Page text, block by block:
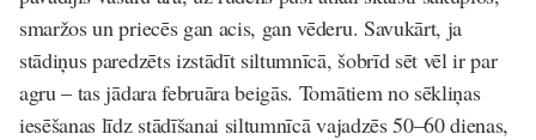
smaržos un priecēs gan acis, gan vēderu. Savukārt, ja
stādiņus paredzēts izstādīt siltumnīcā, šobrīd sēt vēl ir par
agru – tas jādara februāra beigās. Tomātiem no sēkliņas
iesēšanas līdz stādīšanai siltumnīcā vajadzēs 50–60 dienas,